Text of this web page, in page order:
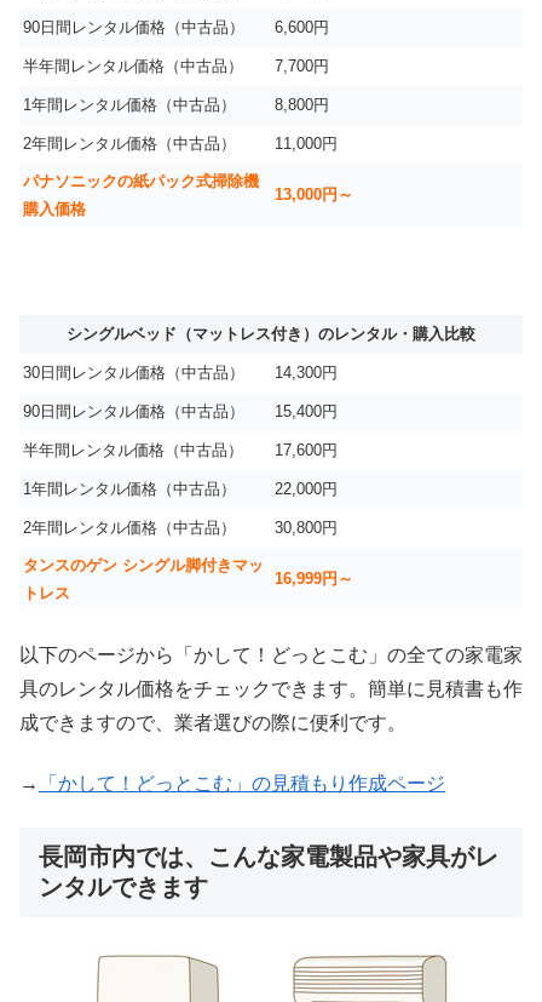
90日間レンタル価格（中古品） 6,600円
半年間レンタル価格（中古品） 7,700円
1年間レンタル価格（中古品） 8,800円
2年間レンタル価格（中古品） 11,000円
パナソニックの紙パック式掃除機
購入価格
13,000円～
シングルベッド（マットレス付き）のレンタル・購入比較
30日間レンタル価格（中古品） 14,300円
90日間レンタル価格（中古品） 15,400円
半年間レンタル価格（中古品） 17,600円
1年間レンタル価格（中古品） 22,000円
2年間レンタル価格（中古品） 30,800円
タンスのゲン シングル脚付きマッ
トレス
16,999円～
以下のページから「かして！どっとこむ」の全ての家電家
具のレンタル価格をチェックできます。簡単に見積書も作
成できますので、業者選びの際に便利です。
→ 「かして！どっとこむ」の見積もり作成ページ
長岡市内では、こんな家電製品や家具がレ
ンタルできます